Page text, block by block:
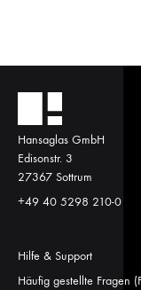
Hansaglas GmbH
Edisonstr. 3
27367 Sottrum
+49 40 5298 210-0
Hilfe & Support
Häufig gestellte Fragen